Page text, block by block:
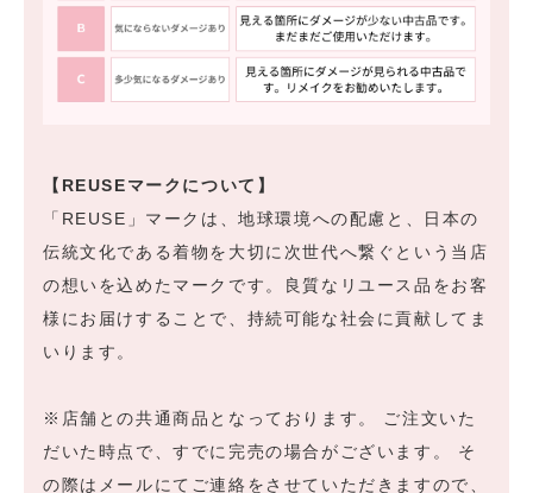
【REUSEマークについて】
「REUSE」マークは、地球環境への配慮と、日本の
伝統文化である着物を大切に次世代へ繋ぐという当店
の想いを込めたマークです。良質なリユース品をお客
様にお届けすることで、持続可能な社会に貢献してま
いります。
※店舗との共通商品となっております。 ご注文いた
だいた時点で、すでに完売の場合がございます。 そ
の際はメールにてご連絡をさせていただきますので、